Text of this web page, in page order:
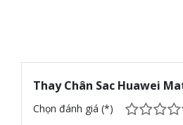
Thay Chân Sac Huawei
Chọn đánh giá (*)